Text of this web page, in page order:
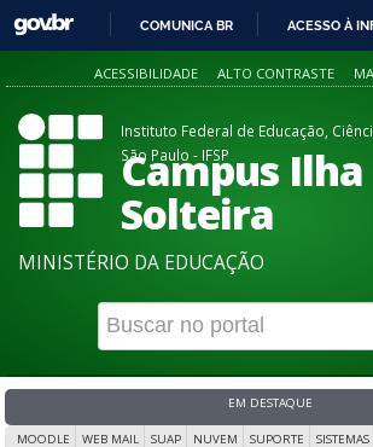
PARA
CONTEÚDO
COMUNICA BR ACESSO À
ACESSIBILIDADE ALTO CONTRASTE
Instituto Federal de Educação,
São Paulo - IFSP
Campus Ilha
Solteira
MINISTÉRIO DA EDUCAÇÃO
EM DESTAQUE
MOODLE WEB MAIL SUAP NUVEM SUPORTE SISTEMAS